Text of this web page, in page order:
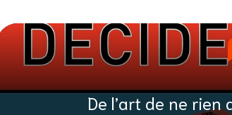
De l’art de ne rien